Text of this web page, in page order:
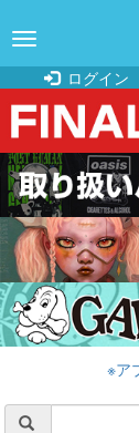
navigation
ログイン
※ア